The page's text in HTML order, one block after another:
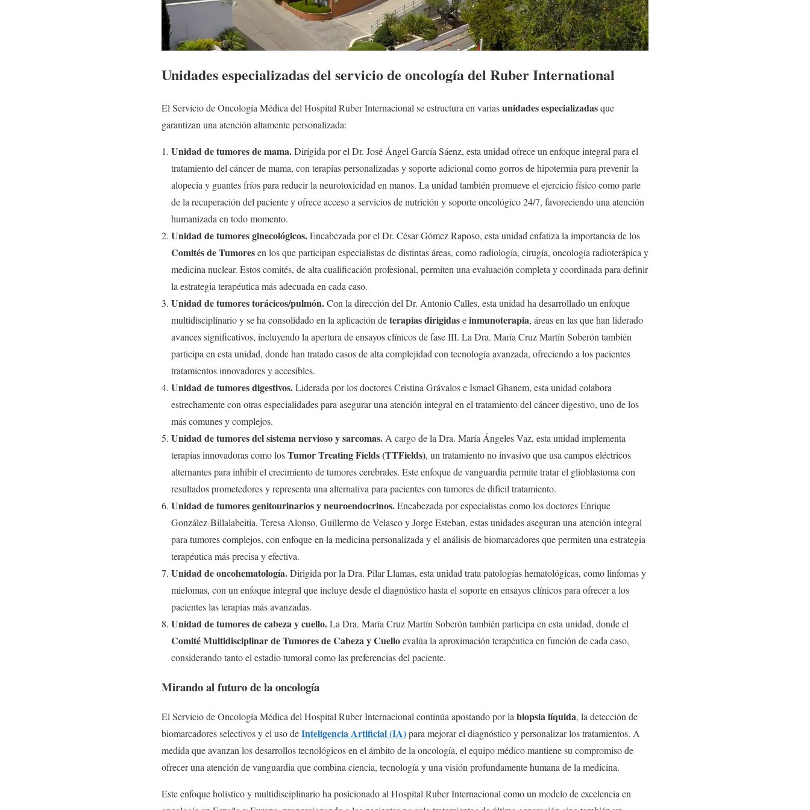
Unidades especializadas del servicio de oncología del Ruber International
El Servicio de Oncología Médica del Hospital Ruber Internacional se estructura en variasunidades especializadasque
garantizan una atención altamente personalizada:
Unidad de tumores de mama.Dirigida por el Dr. José Ángel García Sáenz, esta unidad ofrece un enfoque integral para el
tratamiento del cáncer de mama, con terapias personalizadas y soporte adicional como gorros de hipotermia para prevenir la
alopecia y guantes fríos para reducir la neurotoxicidad en manos. La unidad también promueve el ejercicio físico como parte
de la recuperación del paciente y ofrece acceso a servicios de nutrición y soporte oncológico 24/7, favoreciendo una atención
humanizada en todo momento.
Unidad de tumores ginecológicos.Encabezada por el Dr. César Gómez Raposo, esta unidad enfatiza la importancia de los
Comités de Tumoresen los que participan especialistas de distintas áreas, como radiología, cirugía, oncología radioterápica y
medicina nuclear. Estos comités, de alta cualificación profesional, permiten una evaluación completa y coordinada para definir
la estrategia terapéutica más adecuada en cada caso.
Unidad de tumores torácicos/pulmón.Con la dirección del Dr. Antonio Calles, esta unidad ha desarrollado un enfoque
multidisciplinario y se ha consolidado en la aplicación deterapias dirigidaseinmunoterapia, áreas en las que han liderado
avances significativos, incluyendo la apertura de ensayos clínicos de fase III. La Dra. María Cruz Martín Soberón también
participa en esta unidad, donde han tratado casos de alta complejidad con tecnología avanzada, ofreciendo a los pacientes
tratamientos innovadores y accesibles.
Unidad de tumores digestivos.Liderada por los doctores Cristina Grávalos e Ismael Ghanem, esta unidad colabora
estrechamente con otras especialidades para asegurar una atención integral en el tratamiento del cáncer digestivo, uno de los
más comunes y complejos.
Unidad de tumores del sistema nervioso y sarcomas.A cargo de la Dra. María Ángeles Vaz, esta unidad implementa
terapias innovadoras como losTumor Treating Fields (TTFields), un tratamiento no invasivo que usa campos eléctricos
alternantes para inhibir el crecimiento de tumores cerebrales. Este enfoque de vanguardia permite tratar el glioblastoma con
resultados prometedores y representa una alternativa para pacientes con tumores de difícil tratamiento.
Unidad de tumores genitourinarios y neuroendocrinos.Encabezada por especialistas como los doctores Enrique
González-Billalabeitia, Teresa Alonso, Guillermo de Velasco y Jorge Esteban, estas unidades aseguran una atención integral
para tumores complejos, con enfoque en la medicina personalizada y el análisis de biomarcadores que permiten una estrategia
terapéutica más precisa y efectiva.
Unidad de oncohematología.Dirigida por la Dra. Pilar Llamas, esta unidad trata patologías hematológicas, como linfomas y
mielomas, con un enfoque integral que incluye desde el diagnóstico hasta el soporte en ensayos clínicos para ofrecer a los
pacientes las terapias más avanzadas.
Unidad de tumores de cabeza y cuello.La Dra. María Cruz Martín Soberón también participa en esta unidad, donde el
Comité Multidisciplinar de Tumores de Cabeza y Cuelloevalúa la aproximación terapéutica en función de cada caso,
considerando tanto el estadio tumoral como las preferencias del paciente.
Mirando al futuro de la oncología
El Servicio de Oncología Médica del Hospital Ruber Internacional continúa apostando por la biopsia líquida, la detección de
biomarcadores selectivos y el uso deInteligencia Artificial (IA)para mejorar el diagnóstico y personalizar los tratamientos. A
medida que avanzan los desarrollos tecnológicos en el ámbito de la oncología, el equipo médico mantiene su compromiso de
ofrecer una atención de vanguardia que combina ciencia, tecnología y una visión profundamente humana de la medicina.
Este enfoque holístico y multidisciplinario ha posicionado al Hospital Ruber Internacional como un modelo de excelencia en